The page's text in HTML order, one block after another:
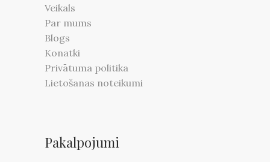
Veikals
Par mums
Blogs
Konatki
Privātuma politika
Lietošanas noteikumi
Pakalpojumi